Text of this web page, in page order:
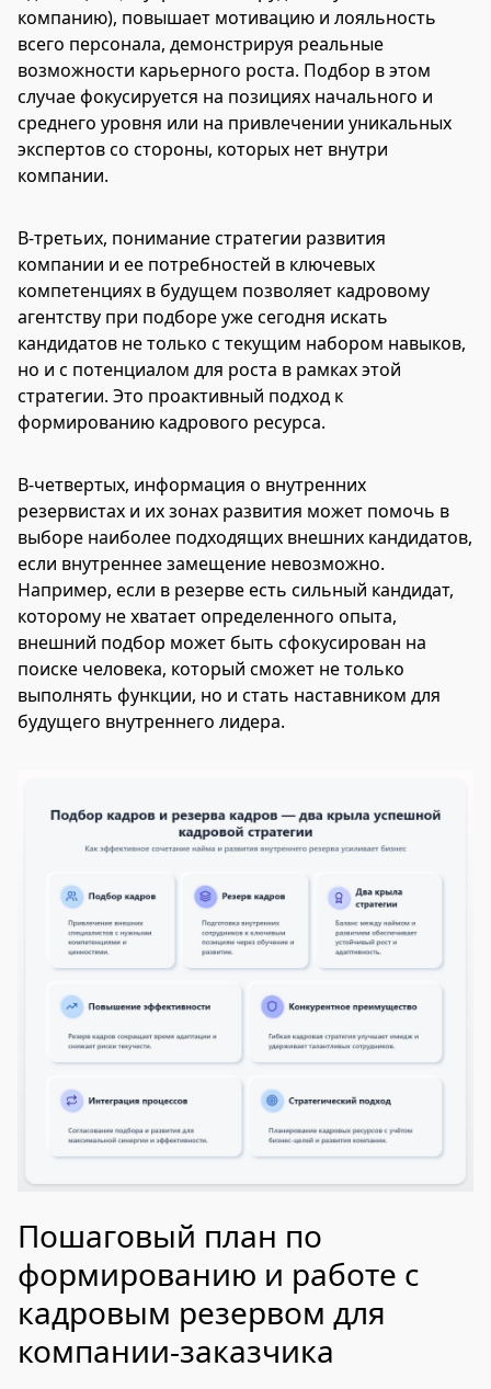
компанию), повышает мотивацию и лояльность
всего персонала, демонстрируя реальные
возможности карьерного роста. Подбор в этом
случае фокусируется на позициях начального и
среднего уровня или на привлечении уникальных
экспертов со стороны, которых нет внутри
компании.
В-третьих, понимание стратегии развития
компании и ее потребностей в ключевых
компетенциях в будущем позволяет кадровому
агентству при подборе уже сегодня искать
кандидатов не только с текущим набором навыков,
но и с потенциалом для роста в рамках этой
стратегии. Это проактивный подход к
формированию кадрового ресурса.
В-четвертых, информация о внутренних
резервистах и их зонах развития может помочь в
выборе наиболее подходящих внешних кандидатов,
если внутреннее замещение невозможно.
Например, если в резерве есть сильный кандидат,
которому не хватает определенного опыта,
внешний подбор может быть сфокусирован на
поиске человека, который сможет не только
выполнять функции, но и стать наставником для
будущего внутреннего лидера.
Пошаговый план по
формированию и работе с
кадровым резервом для
компании-заказчика